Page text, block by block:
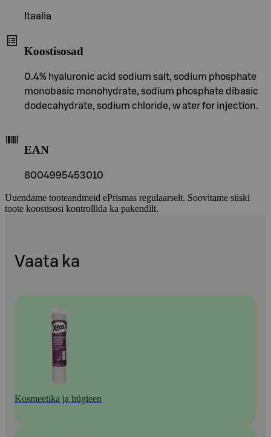
Itaalia
Koostisosad
0.4% hyaluronic acid sodium salt, sodium phosphate
monobasic monohydrate, sodium phosphate dibasic
dodecahydrate, sodium chloride, w ater for injection.
EAN
8004995453010
Uuendame tooteandmeid ePrismas regulaarselt. Soovitame siiski
toote koostisosi kontrollida ka pakendilt.
Vaata ka
Kosmeetika ja hügieen